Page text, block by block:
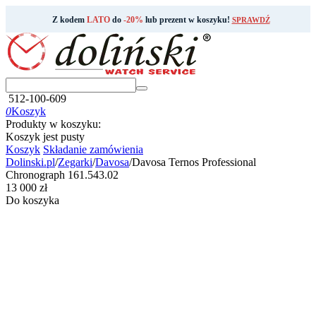
Z kodem LATOdo -20% lub prezent w koszyku! SPRAWDŹ
512-100-609
0Koszyk
Produkty w koszyku:
Koszyk jest pusty
Koszyk Składanie zamówienia
Dolinski.pl/Zegarki/Davosa/Davosa Ternos Professional
Chronograph 161.543.02
‍13 000‍ zł
Do koszyka